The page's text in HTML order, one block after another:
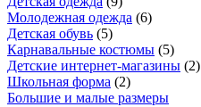
Молодежная одежда (6)
Детская обувь (5)
Карнавальные костюмы (5)
Детские интернет-магазины (2)
Школьная форма (2)
Большие и малые размеры